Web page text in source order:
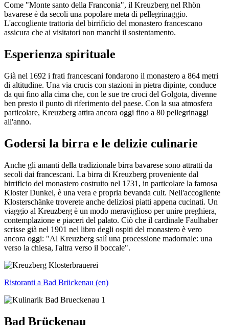
Come "Monte santo della Franconia", il Kreuzberg nel Rhön
bavarese è da secoli una popolare meta di pellegrinaggio.
L'accogliente trattoria del birrificio del monastero francescano
assicura che ai visitatori non manchi il sostentamento.
Esperienza spirituale
Già nel 1692 i frati francescani fondarono il monastero a 864 metri
di altitudine. Una via crucis con stazioni in pietra dipinte, conduce
da qui fino alla cima che, con le sue tre croci del Golgota, divenne
ben presto il punto di riferimento del paese. Con la sua atmosfera
particolare, Kreuzberg attira ancora oggi fino a 80 pellegrinaggi
all'anno.
Godersi la birra e le delizie culinarie
Anche gli amanti della tradizionale birra bavarese sono attratti da
secoli dai francescani. La birra di Kreuzberg proveniente dal
birrificio del monastero costruito nel 1731, in particolare la famosa
Kloster Dunkel, è una vera e propria bevanda cult. Nell'accogliente
Klosterschänke troverete anche deliziosi piatti appena cucinati. Un
viaggio al Kreuzberg è un modo meraviglioso per unire preghiera,
contemplazione e piaceri del palato. Ciò che il cardinale Faulhaber
scrisse già nel 1901 nel libro degli ospiti del monastero è vero
ancora oggi: "Al Kreuzberg salì una processione madornale: una
verso la chiesa, l'altra verso il boccale".
Ristoranti a Bad Brückenau (en)
Bad Brückenau